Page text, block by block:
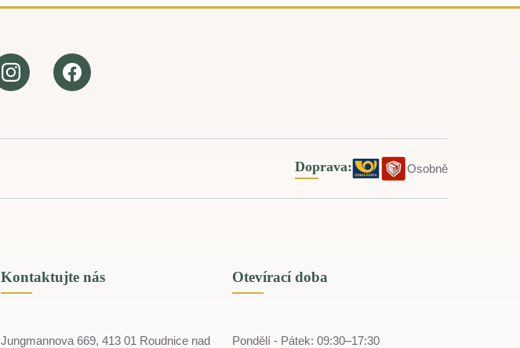
Doprava: Osobně
Kontaktujte nás
Jungmannova 669, 413 01 Roudnice nad
Otevírací doba
Pondělí - Pátek: 09:30–17:30